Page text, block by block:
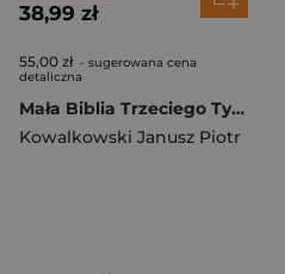
38,99 zł
55,00 zł - sugerowana cena
detaliczna
Mała Biblia Trzeciego Tysiąclecia
Kowalkowski Janusz Piotr